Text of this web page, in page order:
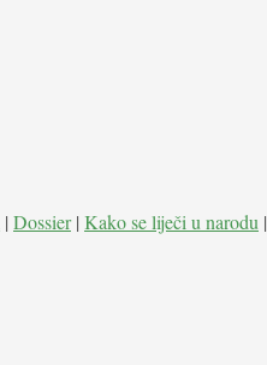
| Dossier| Kako se liječi u narodu |